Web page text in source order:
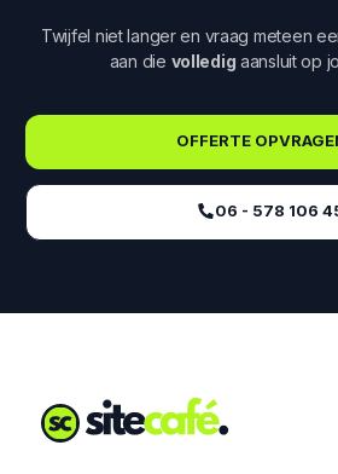
Twijfel niet langer en vraag meteen
aan die volledig aansluit op
OFFERTE
06 - 578 106